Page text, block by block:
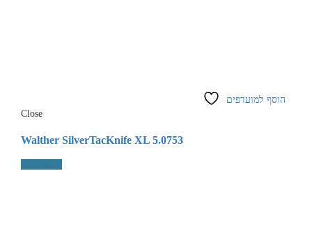
הוסף למועדפים
Close
Walther SilverTacKnife XL 5.0753
צפה במוצר